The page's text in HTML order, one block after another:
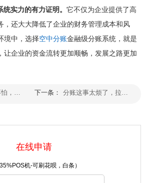
实力的有力证明。 它不仅为企业提供了高
，还大大降低了企业的财务管理成本和风
境中，选择空中分账金融级分账系统，就是
让企业的资金流转更加顺畅，发展之路更加
下一条：
在线申请
机-可刷花呗，白条）